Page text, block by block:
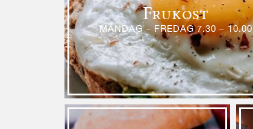
Frukost
MÅNDAG – FREDAG 7.30 – 10.00